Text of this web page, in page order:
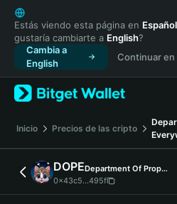
English
日本語
Tiếng Việt
Русский
Español (Latinoamérica)
Türkçe
Français
Deutsch
简体中文
繁體中文
Português (Portugal)
Estás viendo esta página en
gustaría cambiarte a English?
Cambia a
English
Continuar en
Inicio Precios de las cripto
DOPE
Department Of Propaganda Everywhere
0x43c5...495f